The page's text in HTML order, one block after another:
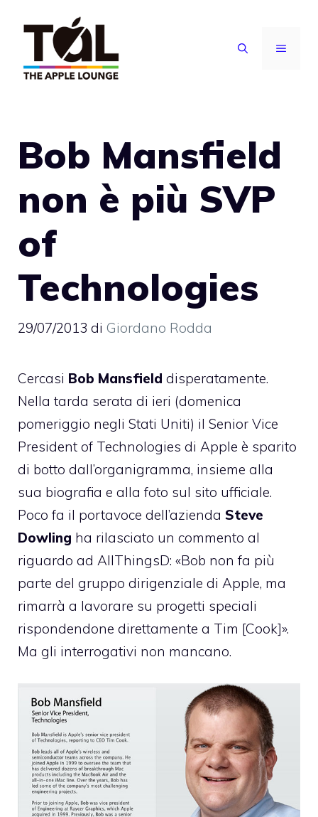
contenuto
MENU
Bob Mansfield
non è più SVP
of
Technologies
29/07/2013 di Giordano Rodda
Cercasi Bob Mansfield disperatamente.
Nella tarda serata di ieri (domenica
pomeriggio negli Stati Uniti) il Senior Vice
President of Technologies di Apple è sparito
di botto dall’organigramma, insieme alla
sua biografia e alla foto sul sito ufficiale.
Poco fa il portavoce dell’azienda Steve
Dowling ha rilasciato un commento al
riguardo ad AllThingsD: «Bob non fa più
parte del gruppo dirigenziale di Apple, ma
rimarrà a lavorare su progetti speciali
rispondendone direttamente a Tim [Cook]».
Ma gli interrogativi non mancano.